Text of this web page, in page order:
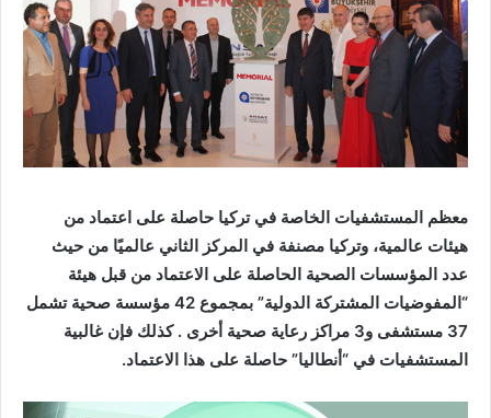
معظم المستشفيات الخاصة في تركيا حاصلة على اعتماد من
هيئات عالمية، وتركيا مصنفة في المركز الثاني عالميًا من حيث
عدد المؤسسات الصحية الحاصلة على الاعتماد من قبل هيئة
“المفوضيات المشتركة الدولية” بمجموع 42 مؤسسة صحية تشمل
37 مستشفى و3 مراكز رعاية صحية أخرى . كذلك فإن غالبية
المستشفيات في “أنطاليا” حاصلة على هذا الاعتماد.